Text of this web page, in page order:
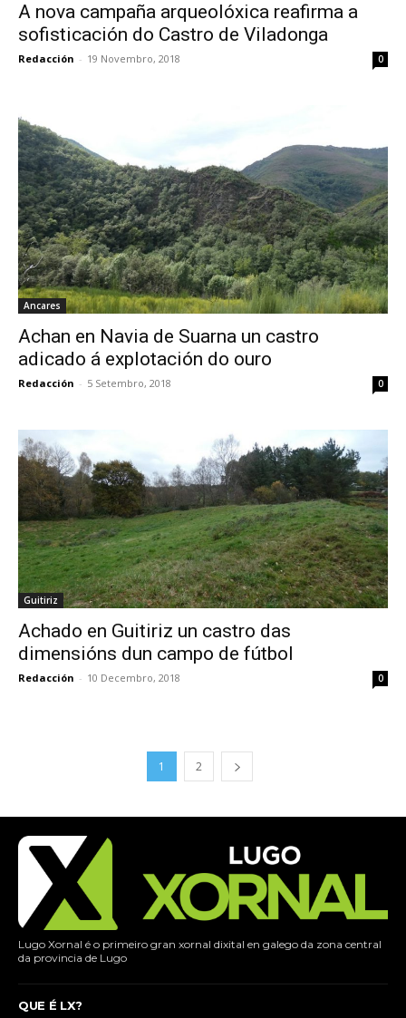
A nova campaña arqueolóxica reafirma a
sofisticación do Castro de Viladonga
Redacción - 19 Novembro, 2018 0
Ancares
Achan en Navia de Suarna un castro
adicado á explotación do ouro
Redacción - 5 Setembro, 2018 0
Guitiriz
Achado en Guitiriz un castro das
dimensións dun campo de fútbol
Redacción - 10 Decembro, 2018 0
1 2
Lugo Xornal é o primeiro gran xornal dixital en galego da zona central
da provincia de Lugo
QUE É LX?